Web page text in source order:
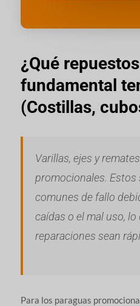
¿Qué
fundamental
(Costillas,
Varillas, ejes y
promocionales.
comunes de fallo
caídas o el mal uso, lo
reparaciones sean
Para los paraguas